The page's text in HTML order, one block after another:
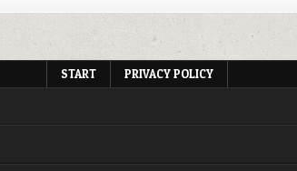
START PRIVACY POLICY